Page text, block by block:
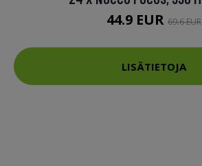
44.9 EUR 69.6 EUR
LISÄTIETOJA